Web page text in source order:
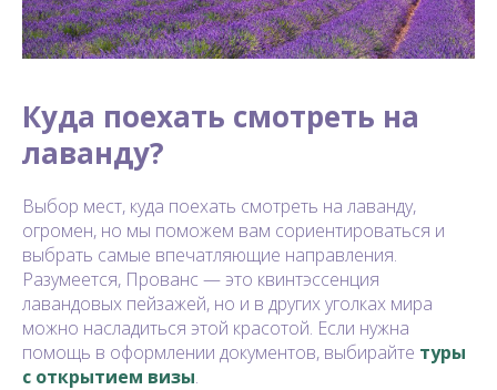
Куда поехать смотреть на
лаванду?
Выбор мест, куда поехать смотреть на лаванду,
огромен, но мы поможем вам сориентироваться и
выбрать самые впечатляющие направления.
Разумеется, Прованс — это квинтэссенция
лавандовых пейзажей, но и в других уголках мира
можно насладиться этой красотой. Если нужна
помощь в оформлении документов, выбирайте туры
с открытием визы.